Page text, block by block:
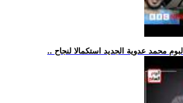
محمد عدوية الجديد استكمالا لنجاح